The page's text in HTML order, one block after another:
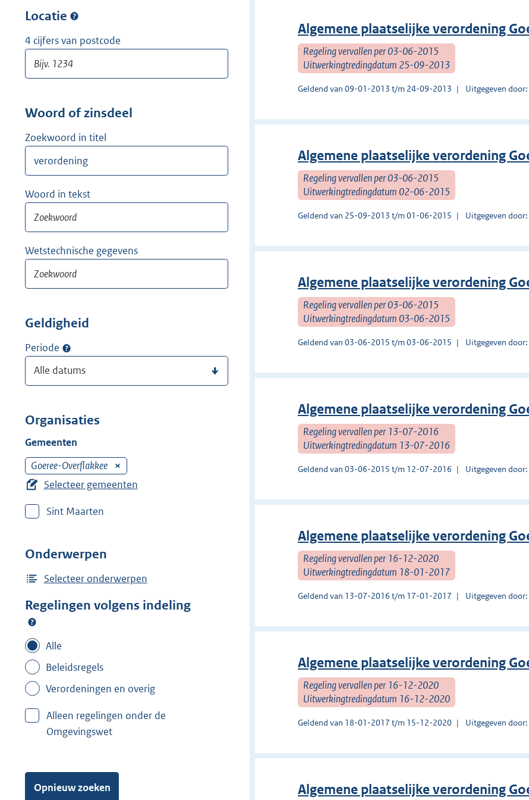
d
Locatie
4 cijfers van postcode
Woord of zinsdeel
Zoekwoord in titel
Woord in tekst
Wetstechnische gegevens
Geldigheid
Periode
Organisaties
Gemeenten
Goeree-Overflakkee
e
e
f
r
G
o
r
e
Selecteer gemeenten
Sint Maarten
Onderwerpen
Selecteer onderwerpen
Regelingen volgens indeling
Alle
Beleidsregels
Verordeningen en overig
Alleen regelingen onder de
Omgevingswet
Opnieuw zoeken
Algemene plaatselijke verordening
Regeling vervallen per 03-06-2015
Uitwerkingtredingdatum 25-09-2013
Geldend van 09-01-2013 t/m 24-09-2013 Uitgegeven
Algemene plaatselijke verordening
Regeling vervallen per 03-06-2015
Uitwerkingtredingdatum 02-06-2015
Geldend van 25-09-2013 t/m 01-06-2015 Uitgegeven
Algemene plaatselijke verordening
Regeling vervallen per 03-06-2015
Uitwerkingtredingdatum 03-06-2015
Geldend van 03-06-2015 t/m 03-06-2015 Uitgegeven
Algemene plaatselijke verordening
Regeling vervallen per 13-07-2016
Uitwerkingtredingdatum 13-07-2016
Geldend van 03-06-2015 t/m 12-07-2016 Uitgegeven
Algemene plaatselijke verordening
Regeling vervallen per 16-12-2020
Uitwerkingtredingdatum 18-01-2017
Geldend van 13-07-2016 t/m 17-01-2017 Uitgegeven
Algemene plaatselijke verordening
Regeling vervallen per 16-12-2020
Uitwerkingtredingdatum 16-12-2020
Geldend van 18-01-2017 t/m 15-12-2020 Uitgegeven
Algemene plaatselijke verordening